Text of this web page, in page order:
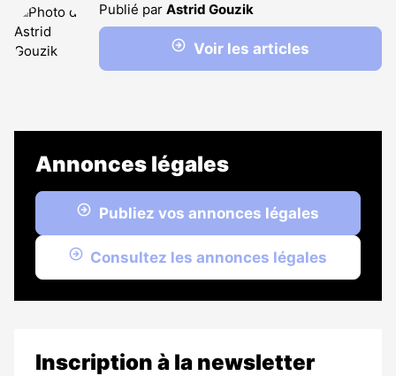
Publié par Astrid Gouzik
Voir les articles
Annonces légales
Publiez vos annonces légales
Consultez les annonces légales
Inscription à la newsletter